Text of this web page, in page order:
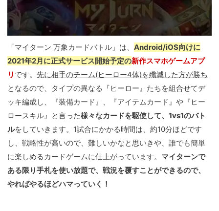
「マイターン 万象カードバトル」は、 Android/iOS向けに
2021年2月に正式サービス開始予定の新作スマホゲームアプ
リ です。 先に相手のチーム(ヒーロー4体)を殲滅した方が勝ち
となるので、タイプの異なる『ヒーロー』たちを組合せてデ
ッキ編成し、『装備カード』、『アイテムカード』や『ヒー
ロースキル』と言った様々なカードを駆使して、1vs1のバト
ルをしていきます。1試合にかかる時間は、約10分ほどです
し、戦略性が高いので、難しいかなと思いきや、誰でも簡単
に楽しめるカードゲームに仕上がっています。 マイターンで
ある限り手札を使い放題で、戦況を覆すことができるので、
やればやるほどハマっていく！